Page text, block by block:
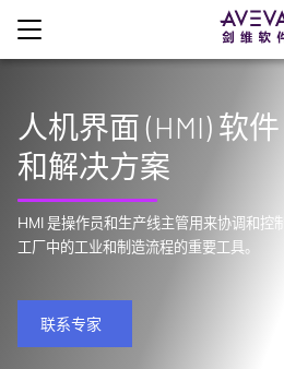
人机界面 (HMI) 软件
和解决方案
HMI 是操作员和生产线主管用来协调和控制
工厂中的工业和制造流程的重要工具。
联系专家